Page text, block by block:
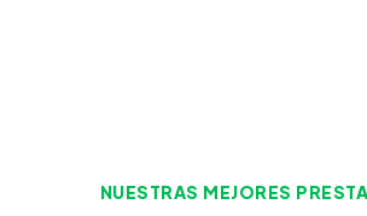
NUESTRAS MEJORES